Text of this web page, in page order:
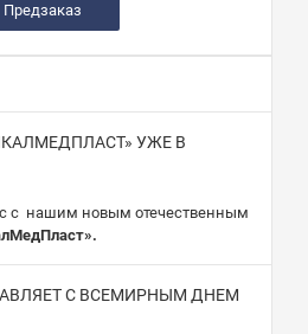
Предзаказ
УЖЕ В
с нашим новым отечественным
С ВСЕМИРНЫМ ДНЕМ